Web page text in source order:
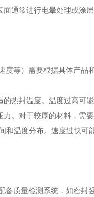
通常进行电晕处理或涂
等）需要根据具体产品
热封温度。温度过高可
。对于较厚的材料，需
温度分布。速度过快可
备质量检测系统，如密